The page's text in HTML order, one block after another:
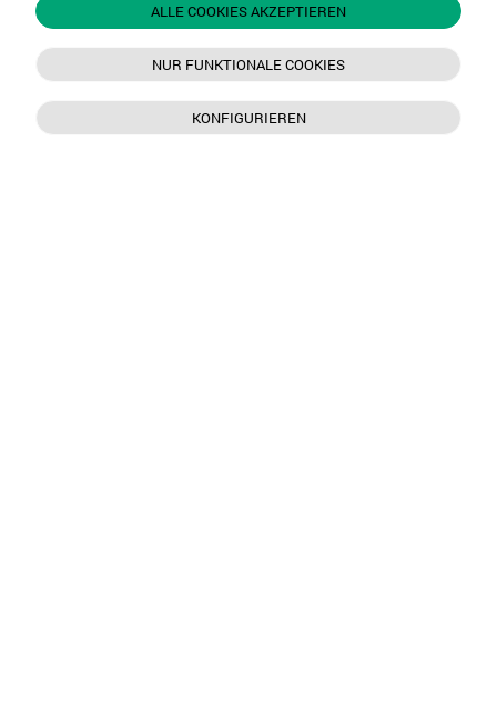
ALLE COOKIES AKZEPTIEREN
NUR FUNKTIONALE COOKIES
KONFIGURIEREN